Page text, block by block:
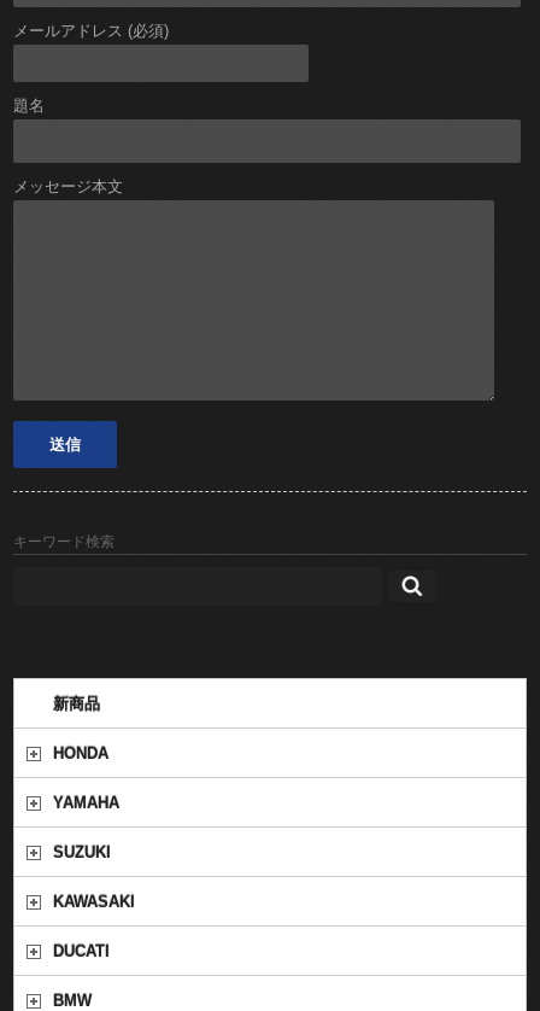
メールアドレス (必須)
題名
メッセージ本文
キーワード検索
新商品
HONDA
YAMAHA
SUZUKI
KAWASAKI
DUCATI
BMW